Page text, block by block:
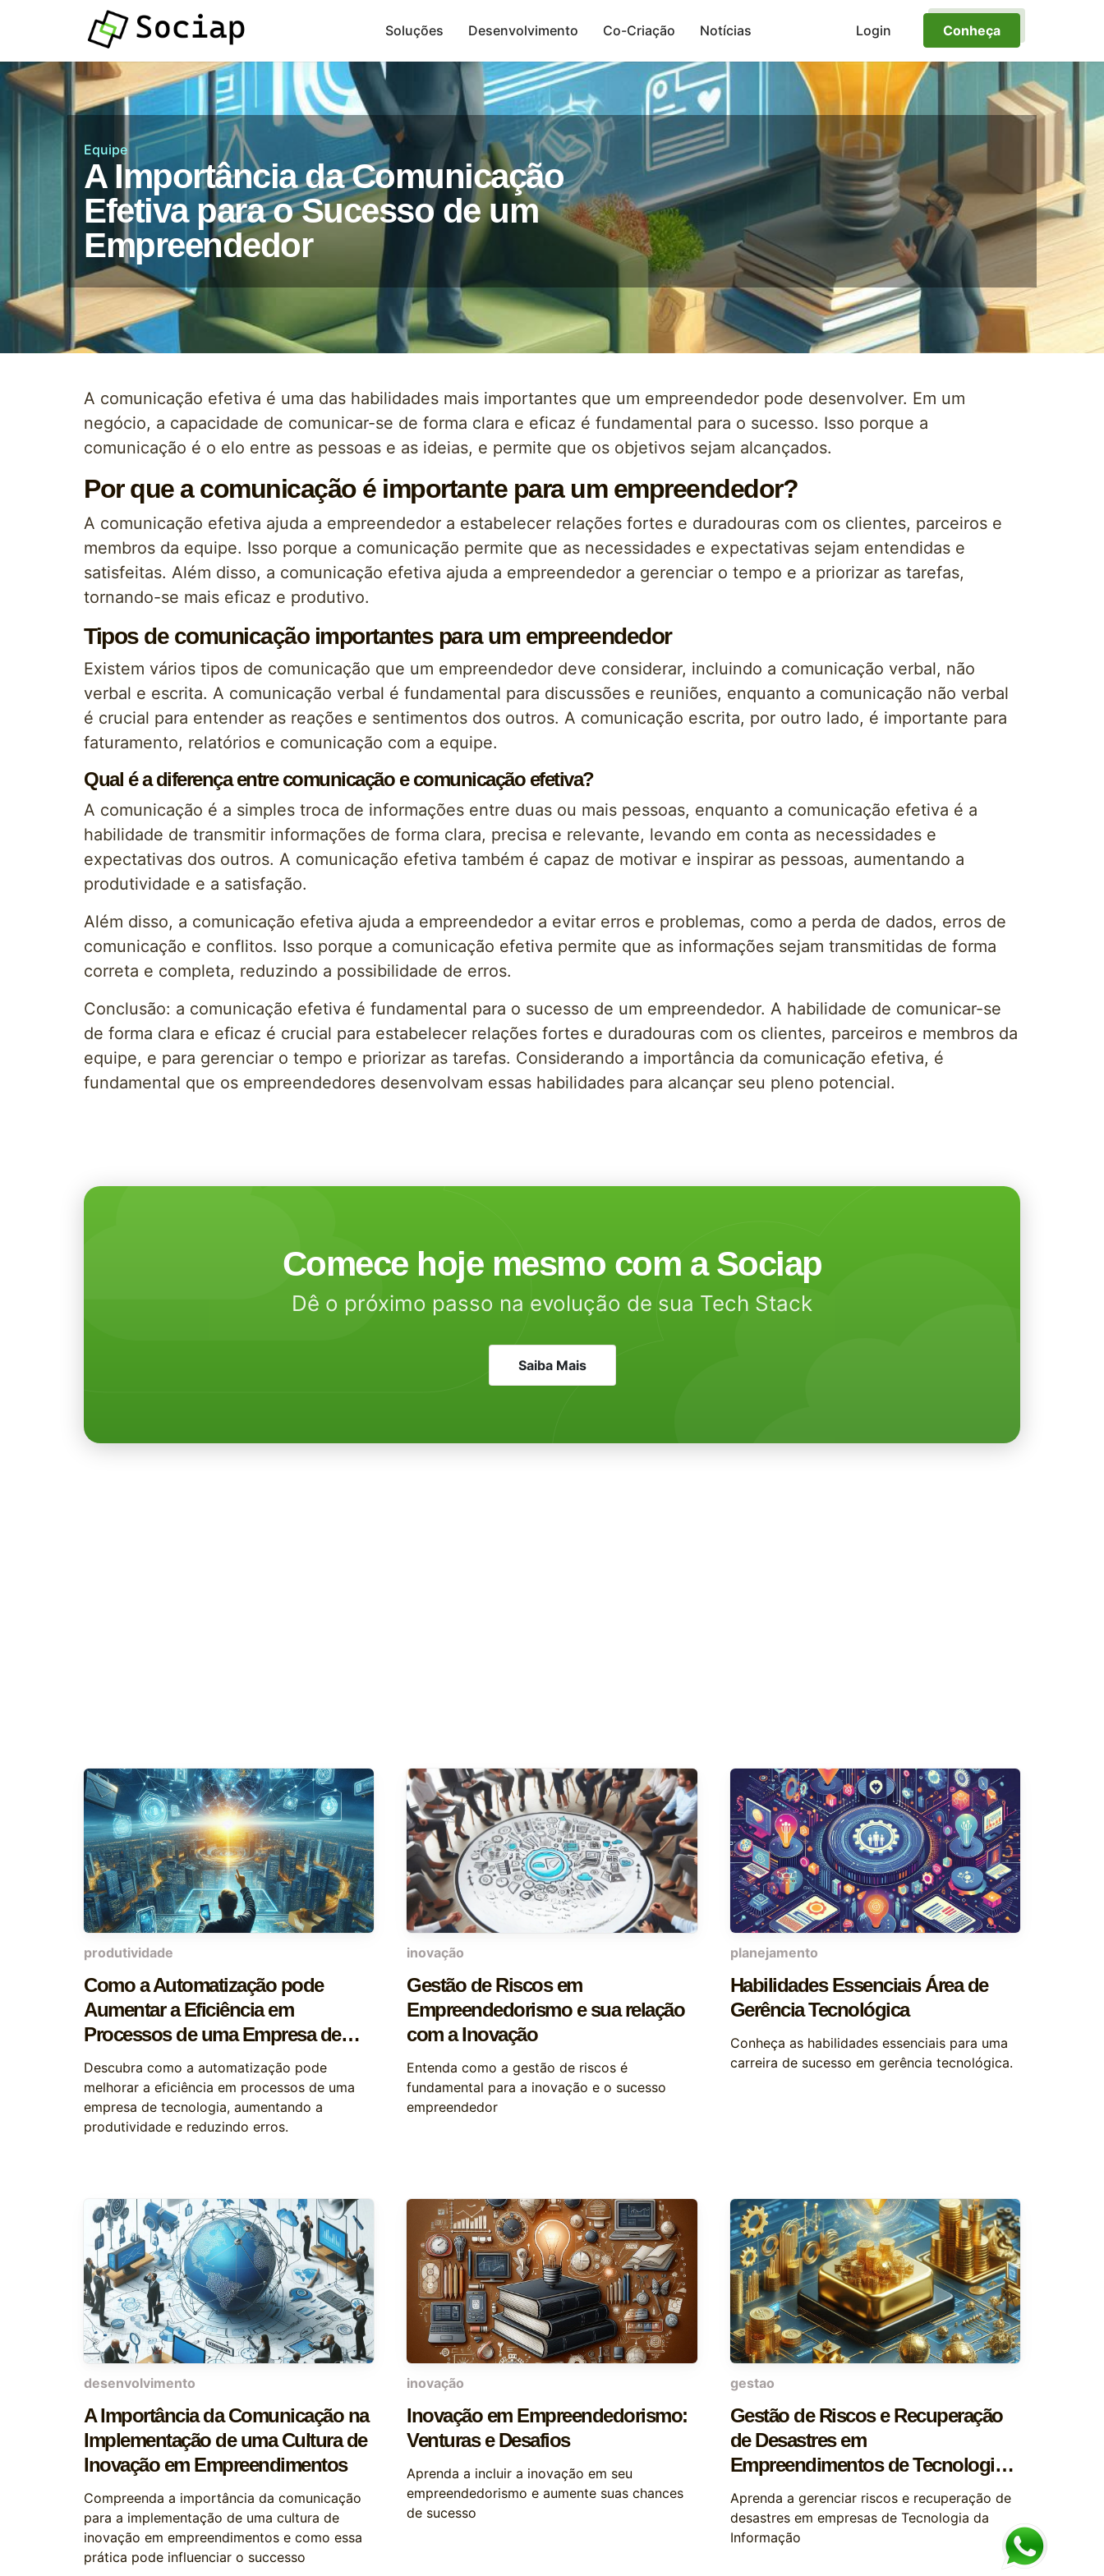
Soluções
Atendimento por
Whatsapp
Presença Digital
Desenvolvimento Co-Criação Notícias Login Conheça
Equipe
A Importância da Comunicação
Efetiva para o Sucesso de um
Empreendedor
A comunicação efetiva é uma das habilidades mais importantes que um empreendedor pode desenvolver. Em um
negócio, a capacidade de comunicar-se de forma clara e eficaz é fundamental para o sucesso. Isso porque a
comunicação é o elo entre as pessoas e as ideias, e permite que os objetivos sejam alcançados.
Por que a comunicação é importante para um empreendedor?
A comunicação efetiva ajuda a empreendedor a estabelecer relações fortes e duradouras com os clientes, parceiros e
membros da equipe. Isso porque a comunicação permite que as necessidades e expectativas sejam entendidas e
satisfeitas. Além disso, a comunicação efetiva ajuda a empreendedor a gerenciar o tempo e a priorizar as tarefas,
tornando-se mais eficaz e produtivo.
Tipos de comunicação importantes para um empreendedor
Existem vários tipos de comunicação que um empreendedor deve considerar, incluindo a comunicação verbal, não
verbal e escrita. A comunicação verbal é fundamental para discussões e reuniões, enquanto a comunicação não verbal
é crucial para entender as reações e sentimentos dos outros. A comunicação escrita, por outro lado, é importante para
faturamento, relatórios e comunicação com a equipe.
Qual é a diferença entre comunicação e comunicação efetiva?
A comunicação é a simples troca de informações entre duas ou mais pessoas, enquanto a comunicação efetiva é a
habilidade de transmitir informações de forma clara, precisa e relevante, levando em conta as necessidades e
expectativas dos outros. A comunicação efetiva também é capaz de motivar e inspirar as pessoas, aumentando a
produtividade e a satisfação.
Além disso, a comunicação efetiva ajuda a empreendedor a evitar erros e problemas, como a perda de dados, erros de
comunicação e conflitos. Isso porque a comunicação efetiva permite que as informações sejam transmitidas de forma
correta e completa, reduzindo a possibilidade de erros.
Conclusão: a comunicação efetiva é fundamental para o sucesso de um empreendedor. A habilidade de comunicar-se
de forma clara e eficaz é crucial para estabelecer relações fortes e duradouras com os clientes, parceiros e membros da
equipe, e para gerenciar o tempo e priorizar as tarefas. Considerando a importância da comunicação efetiva, é
fundamental que os empreendedores desenvolvam essas habilidades para alcançar seu pleno potencial.
Comece hoje mesmo com a Sociap
Dê o próximo passo na evolução de sua Tech Stack
Saiba Mais
produtividade
Como a Automatização pode
Aumentar a Eficiência em
Processos de uma Empresa de
Tecnologia
Descubra como a automatização pode
melhorar a eficiência em processos de uma
empresa de tecnologia, aumentando a
produtividade e reduzindo erros.
inovação
Gestão de Riscos em
Empreendedorismo e sua relação
com a Inovação
Entenda como a gestão de riscos é
fundamental para a inovação e o sucesso
empreendedor
planejamento
Habilidades Essenciais Área de
Gerência Tecnológica
Conheça as habilidades essenciais para uma
carreira de sucesso em gerência tecnológica.
desenvolvimento
A Importância da Comunicação na
Implementação de uma Cultura de
Inovação em Empreendimentos
Compreenda a importância da comunicação
para a implementação de uma cultura de
inovação em empreendimentos e como essa
prática pode influenciar o successo
inovação
Inovação em Empreendedorismo:
Venturas e Desafios
Aprenda a incluir a inovação em seu
empreendedorismo e aumente suas chances
de sucesso
gestao
Gestão de Riscos e Recuperação
de Desastres em
Empreendimentos de Tecnologia
da Informação
Aprenda a gerenciar riscos e recuperação de
desastres em empresas de Tecnologia da
Informação